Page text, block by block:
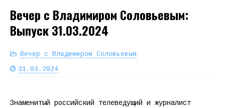
Вечер с Владимиром Соловьевым:
Выпуск 31.03.2024
Вечер с Владимиром Соловьевым
31.03.2024
Знаменитый российский телеведущий и журналист